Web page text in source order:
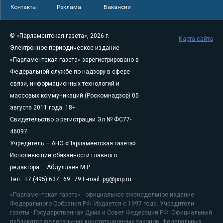
Контакты Реклама Вакансии
© «Парламентская газета», 2026 г.
Электронное периодическое издание
«Парламентская газета» зарегистрировано в
Федеральной службе по надзору в сфере
связи, информационных технологий и
массовых коммуникаций (Роскомнадзор) 05
августа 2011 года. 18+
Свидетельство о регистрации Эл № ФС77-
46097
Учредитель — АНО «Парламентская газета»
Исполняющий обязанности главного
редактора — Абдуллаев М.Р.
Тел.: +7 (495) 637–69–79 E-mail: pg@pnp.ru
«Парламентская газета» - официальное еженедельное издание
Федерального Собрания РФ. Издается с 1997 года. Учредители
газеты - Государственная Дума и Совет Федерации РФ. Официальный
публикатор федеральных конституционных законов, федеральных
Карта сайта